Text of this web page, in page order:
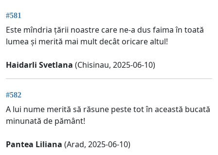
#581
Este mîndria țării noastre care ne-a dus faima în toată
lumea și merită mai mult decât oricare altul!
Haidarli Svetlana (Chisinau, 2025-06-10)
#582
A lui nume merită să răsune peste tot în această bucată
minunată de pământ!
Pantea Liliana (Arad, 2025-06-10)